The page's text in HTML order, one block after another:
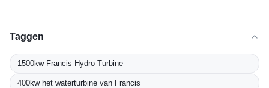
Taggen
1500kw Francis Hydro Turbine
400kw het waterturbine van Francis